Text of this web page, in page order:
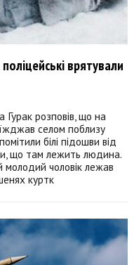
врятували
розповів, що на
селом поблизу
білі підошви від
що там лежить людина.
молодий чоловік лежав
куртк